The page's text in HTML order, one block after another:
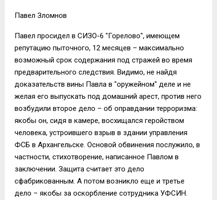
Павел Зломнов
Павел просидел в СИЗО-6 "Горелово", имеющем
репутацию пыточного, 12 месяцев – максимально
возможный срок содержания под стражей во время
предварительного следствия. Видимо, не найдя
доказательств вины Павла в "оружейном" деле и не
желая его выпускать под домашний арест, против него
возбудили второе дело – об оправдании терроризма:
якобы он, сидя в камере, восхищался геройством
человека, устроившего взрыв в здании управления
ФСБ в Архангельске. Основой обвинения послужило, в
частности, стихотворение, написанное Павлом в
заключении. Защита считает это дело
сфабрикованным. А потом возникло еще и третье
дело – якобы за оскорбление сотрудника УФСИН.